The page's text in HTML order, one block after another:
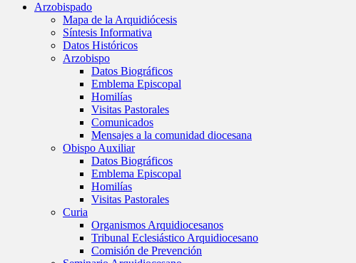
Arzobispado
Mapa de la Arquidiócesis
Síntesis Informativa
Datos Históricos
Arzobispo
Datos Biográficos
Emblema Episcopal
Homilías
Visitas Pastorales
Comunicados
Mensajes a la comunidad diocesana
Obispo Auxiliar
Datos Biográficos
Emblema Episcopal
Homilías
Visitas Pastorales
Curia
Organismos Arquidiocesanos
Tribunal Eclesiástico Arquidiocesano
Comisión de Prevención